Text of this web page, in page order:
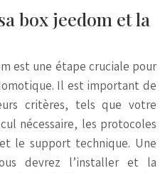
box jeedom et la
est une étape cruciale pour
Il est important de
critères, tels que votre
nécessaire, les protocoles
le support technique. Une
devrez l’installer et la